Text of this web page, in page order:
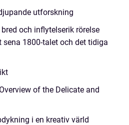
utforskning
och inflytelserik rörelse
sena 1800-talet och det tidiga
of the Delicate and
i en kreativ värld